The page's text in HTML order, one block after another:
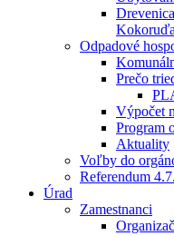
Odpadové
Prečo
Výpočet
Program
Aktuality
Voľby do
Referendum
Úrad
Zamestnanci